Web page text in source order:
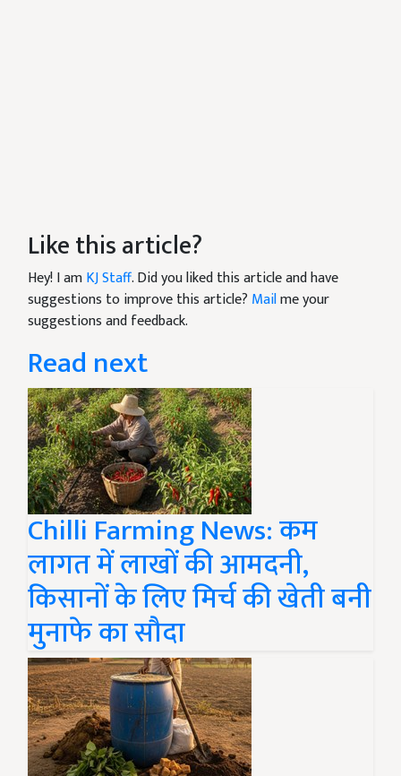
Like this article?
Hey! I amKJ Staff. Did you liked this article and have
suggestions to improve this article? Mailme your
suggestions and feedback.
Read next
Chilli Farming News: कम
लागत में लाखों की आमदनी,
किसानों के लिए मिर्च की खेती बनी
मुनाफे का सौदा